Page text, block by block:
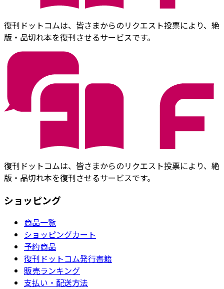
復刊ドットコムは、皆さまからのリクエスト投票により、絶
版・品切れ本を復刊させるサービスです。
復刊ドットコムは、皆さまからのリクエスト投票により、絶
版・品切れ本を復刊させるサービスです。
ショッピング
商品一覧
ショッピングカート
予約商品
復刊ドットコム発行書籍
販売ランキング
支払い・配送方法